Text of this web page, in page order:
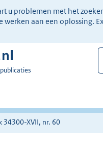
u problemen met het
werken aan een oplossing.
34300-XVII, nr. 60